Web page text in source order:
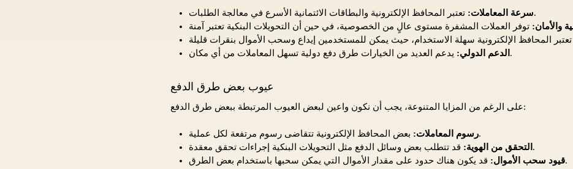
سرعة المعاملات:تعتبر المحافظ الإلكترونية والبطاقات الائتمانية الأسرع في معالجة الطلبات.
والأمان:
الدعم الدولي: يدعم العديد من الخيارات طرق دفع دولية تسهل المعاملات من أي مكان.
عيوب بعض طرق الدفع
على الرغم من المزايا المتنوعة، يجب أن نكون واعين لبعض العيوب المرتبطة ببعض طرق الدفع:
رسوم المعاملات:بعض المحافظ الإلكترونية تتقاضى رسوم مرتفعة لكل عملية.
التحقق من الهوية: قد تتطلب بعض وسائل الدفع مثل التحويلات البنكية إجراءات تحقق معقدة.
قيود سحب الأموال:قد يكون هناك حدود على مقدار الأموال التي يمكن سحبها باستخدام بعض الطرق.